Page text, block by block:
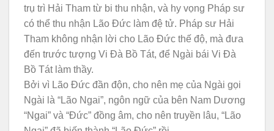
trụ trì Hải Tham từ bi thu nhận, và hy vọng Pháp sư
có thể thu nhận Lão Đức làm đệ tử. Pháp sư Hải
Tham không nhận lời cho Lão Đức thế độ, mà đưa
đến trước tượng Vi Đà Bồ Tát, để Ngài bái Vi Đà
Bồ Tát làm thầy.
Bởi vì Lão Đức đần độn, cho nên mẹ của Ngài gọi
Ngài là “Lão Ngai”, ngôn ngữ của bên Nam Dương
“Ngai” và “Đức” đồng âm, cho nên truyền lâu, “Lão